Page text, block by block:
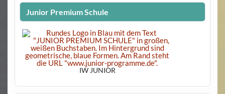
Junior Premium Schule
IW JUNIOR